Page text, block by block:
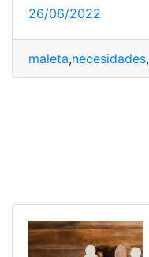
26/06/2022
maleta,necesidades,